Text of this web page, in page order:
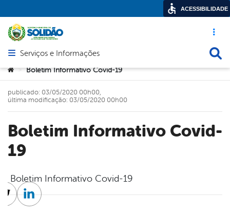
Acesso
Abrir menu principal de navegação
Serviços e Informações
Você está aqui:
> Boletim Informativo Covid-19
Boletim Informativo Covid-
19
publicado: 03/05/2020 00h00,
última modificação: 03/05/2020 00h00
Boletim Informativo Covid-19
TwitterLinkedin
ACESSIBILIDADE